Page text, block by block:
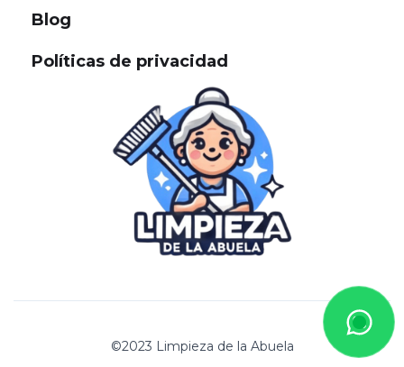
Blog
Políticas de privacidad
©2023 Limpieza de la Abuela